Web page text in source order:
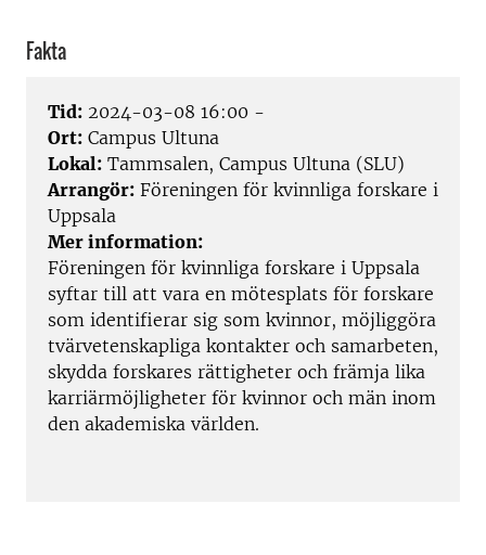
Fakta
Tid: 2024-03-08 16:00 -
Ort: Campus Ultuna
Lokal: Tammsalen, Campus Ultuna (SLU)
Arrangör: Föreningen för kvinnliga forskare i
Uppsala
Mer information:
Föreningen för kvinnliga forskare i Uppsala
syftar till att vara en mötesplats för forskare
som identifierar sig som kvinnor, möjliggöra
tvärvetenskapliga kontakter och samarbeten,
skydda forskares rättigheter och främja lika
karriärmöjligheter för kvinnor och män inom
den akademiska världen.